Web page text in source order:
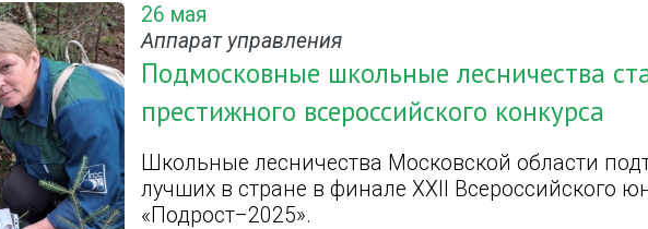
26 мая
Аппарат управления
Подмосковные школьные лесничества
престижного всероссийского конкурса
Школьные лесничества Московской области
лучших в стране в финале XXII Всероссийского
«Подрост–2025».